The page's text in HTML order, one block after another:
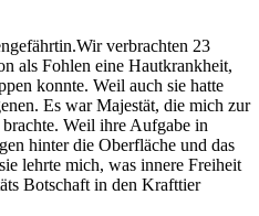
verbrachten 23
als Fohlen eine Hautkrankheit,
konnte. Weil auch sie hatte
Es war Majestät, die mich zur
Weil ihre Aufgabe in
hinter die Oberfläche und das
lehrte mich, was innere Freiheit
Botschaft in den Krafttier